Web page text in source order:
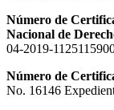
Número de
Nacional de
04-2019-
Número de
No. 16146